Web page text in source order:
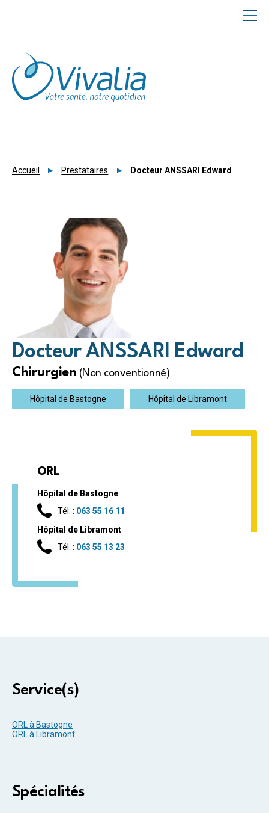
Accueil Prestataires Docteur ANSSARI Edward
Docteur ANSSARI Edward
Chirurgien (Non conventionné)
Hôpital de Bastogne Hôpital de Libramont
ORL
Hôpital de Bastogne
Tél. : 063 55 16 11
Hôpital de Libramont
Tél. : 063 55 13 23
Service(s)
ORL à Bastogne
ORL à Libramont
Spécialités